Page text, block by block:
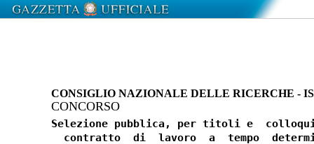
CONSIGLIO NAZIONALE DELLE RICERCHE -
CONCORSO
Selezione pubblica, per titoli e
contratto  di  lavoro  a  tempo